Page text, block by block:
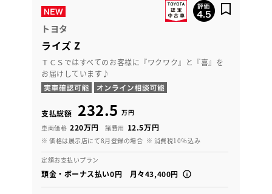
トヨタ
ライズ Z
ＴＣＳではすべてのお客様に『ワクワク』と『喜』を
お届けしています♪
支払総額 232.5 万円
車両価格 220万円 諸費用 12.5万円
※ 価格は展示店にて8月登録の場合 ※ 消費税10％込み
定額お支払いプラン
頭金・ボーナス払い0円 月々43,400円